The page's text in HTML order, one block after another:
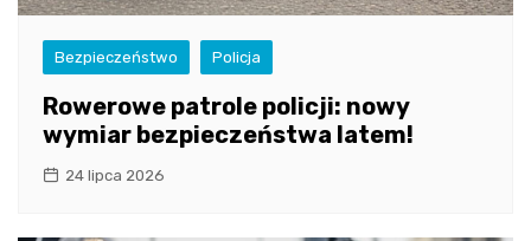
Bezpieczeństwo Policja
Rowerowe patrole policji: nowy
wymiar bezpieczeństwa latem!
24 lipca 2026